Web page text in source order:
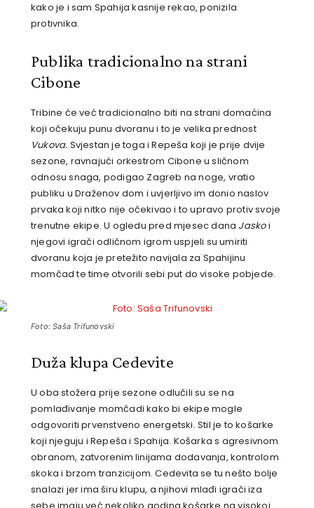
kako je i sam Spahija kasnije rekao, ponizila
protivnika.
Publika tradicionalno na strani
Cibone
Tribine će već tradicionalno biti na strani domaćina
koji očekuju punu dvoranu i to je velika prednost
Vukova. Svjestan je toga i Repeša koji je prije dvije
sezone, ravnajući orkestrom Cibone u sličnom
odnosu snaga, podigao Zagreb na noge, vratio
publiku u Draženov dom i uvjerljivo im donio naslov
prvaka koji nitko nije očekivao i to upravo protiv svoje
trenutne ekipe. U ogledu pred mjesec dana Jaskoi
njegovi igrači odličnom igrom uspjeli su umiriti
dvoranu koja je pretežito navijala za Spahijinu
momčad te time otvorili sebi put do visoke pobjede.
Foto: Saša Trifunovski
Duža klupa Cedevite
U oba stožera prije sezone odlučili su se na
pomlađivanje momčadi kako bi ekipe mogle
odgovoriti prvenstveno energetski. Stil je to košarke
koji njeguju i Repeša i Spahija. Košarka s agresivnom
obranom, zatvorenim linijama dodavanja, kontrolom
skoka i brzom tranzicijom. Cedevita se tu nešto bolje
snalazi jer ima širu klupu, a njihovi mlađi igrači iza